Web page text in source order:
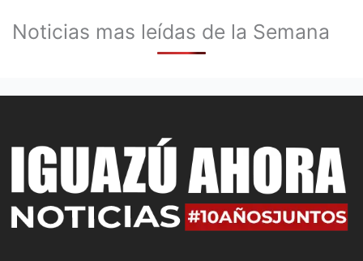
Noticias mas leídas de la Semana